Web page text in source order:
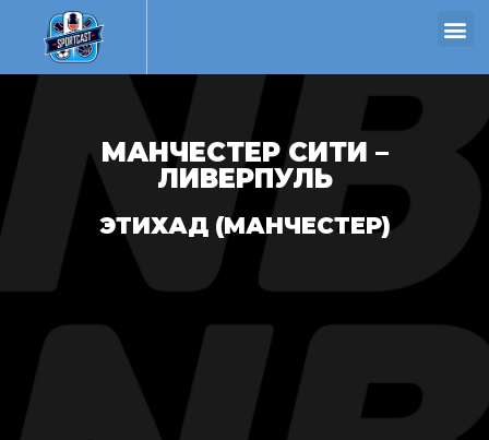
МАНЧЕСТЕР СИТИ –
ЛИВЕРПУЛЬ
ЭТИХАД (МАНЧЕСТЕР)